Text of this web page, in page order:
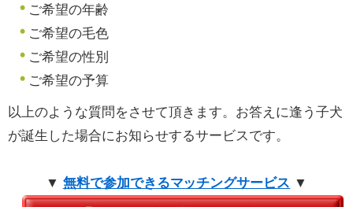
ご希望の年齢
ご希望の毛色
ご希望の性別
ご希望の予算
以上のような質問をさせて頂きます。お答えに逢う子犬
が誕生した場合にお知らせするサービスです。
▼ 無料で参加できるマッチングサービス ▼